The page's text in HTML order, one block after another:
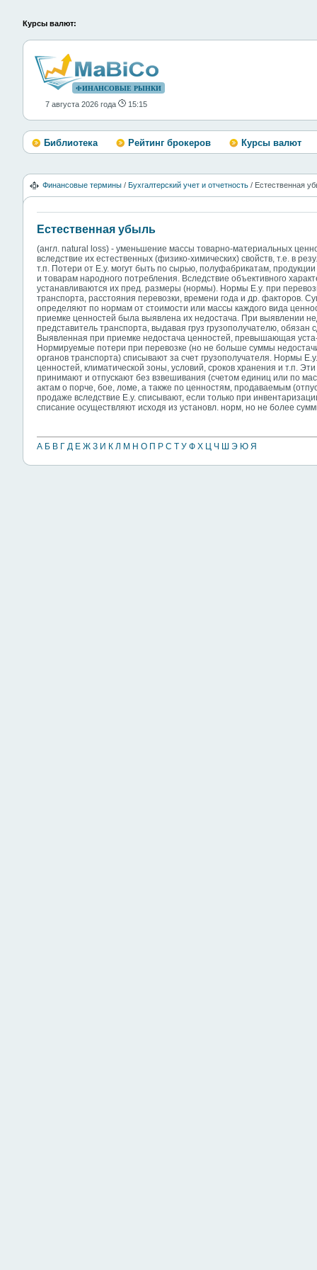
Курсы валют:
ФИНАНСОВЫЕ РЫНКИ
7 августа 2026 года 15:15
Библиотека Рейтинг брокеров Курсы валют
Финансовые термины / Бухгалтерский учет и отчетность / Естественная
Естественная убыль
(англ. natural loss) - уменьшение массы товарно-материальных
вследствие их естественных (физико-химических) свойств, т.е. в
т.п. Потери от Е.у. могут быть по сырью, полуфабрикатам,
и товарам народного потребления. Вследствие объективного
устанавливаются их пред. размеры (нормы). Нормы Е.у. при
транспорта, расстояния перевозки, времени года и др. факторов.
определяют по нормам от стоимости или массы каждого вида
приемке ценностей была выявлена их недостача. При выявлении
представитель транспорта, выдавая груз грузополучателю, обязан
Выявленная при приемке недостача ценностей, превышающая
Нормируемые потери при перевозке (но не больше суммы
органов транспорта) списывают за счет грузополучателя. Нормы
ценностей, климатической зоны, условий, сроков хранения и т.п.
принимают и отпускают без взвешивания (счетом единиц или по
актам о порче, бое, ломе, а также по ценностям, продаваемым
продаже вследствие Е.у. списывают, если только при
списание осуществляют исходя из установл. норм, но не более
А Б В Г Д Е Ж З И К Л М Н О П Р С Т У Ф Х Ц Ч Ш Э Ю Я